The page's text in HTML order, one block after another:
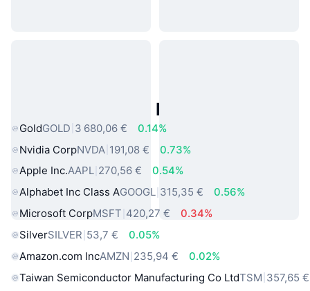
Actifs du Monde Réel Populaires
GoldGOLD 3 680,06 €
0.14%
Nvidia CorpNVDA 191,08 €
0.73%
Apple Inc.AAPL 270,56 €
0.54%
Alphabet Inc Class AGOOGL 315,35 €
0.56%
Microsoft CorpMSFT 420,27 €
0.34%
SilverSILVER 53,7 €
0.05%
Amazon.com IncAMZN 235,94 €
0.02%
Taiwan Semiconductor Manufacturing Co LtdTSM 357,65 €